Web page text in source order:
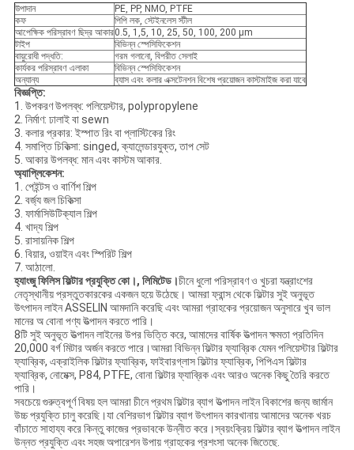
উপাদান
PE, PP, NMO, PTFE
কফ
পিপি লক, স্টেইনলেস স্টীল
আপেক্ষিক পরিস্রাবণ ছিদ্র আকার0.5, 1,5, 10, 25, 50, 100, 200 µm
টাইপ
বিভিন্ন স্পেসিফিকেশন
বায়ুরোধী পদ্ধতি:
গরম গলানো, বিপরীত সেলাই
কার্যকর পরিস্রাবণ এলাকা
বিভিন্ন স্পেসিফিকেশন
অন্যান্য
ব্যাস এবং কলার এক্সটেনশন বিশেষ প্রয়োজন কাস্টমাইজ করা যাবে
বিজ্ঞপ্তি:
1. উপকরণ উপলব্ধ: পলিয়েস্টার, polypropylene
2. নির্মাণ: ঢালাই বা sewn
3. কলার প্রকার: ইস্পাত রিং বা প্লাস্টিকের রিং
4. সমাপ্তি চিকিত্সা: singed, ক্যালেন্ডারযুক্ত, তাপ সেট
5. আকার উপলব্ধ: মান এবং কাস্টম আকার.
অ্যাপ্লিকেশন:
1. পেইন্টস ও বার্ণিশ শিল্প
2. বর্জ্য জল চিকিত্সা
3. ফার্মাসিউটিক্যাল শিল্প
4. খাদ্য শিল্প
5. রাসায়নিক শিল্প
6. বিয়ার, ওয়াইন এবং স্পিরিট শিল্প
7. আঠালো.
হ্যাংজু ফিলিস ফিল্টার প্রযুক্তি কো।, লিমিটেড।চীনে ধুলো পরিস্রাবণ ও খুচরা যন্ত্রাংশের
নেতৃস্থানীয় প্রস্তুতকারকের একজন হয়ে উঠেছে। আমরা ফ্রান্স থেকে ফিল্টার সুই অনুভূত
উৎপাদন লাইন ASSELIN আমদানি করেছি এবং আমরা গ্রাহকের প্রয়োজন অনুসারে খুব ভাল
মানের অ বোনা পণ্য উত্পাদন করতে পারি।
8টি সুই অনুভূত উত্পাদন লাইনের উপর ভিত্তি করে, আমাদের বার্ষিক উত্পাদন ক্ষমতা প্রতিদিন
20,000 বর্গ মিটার অর্জন করতে পারে।আমরা বিভিন্ন ফিল্টার ফ্যাব্রিক যেমন পলিয়েস্টার ফিল্টার
ফ্যাব্রিক, এক্রাইলিক ফিল্টার ফ্যাব্রিক, ফাইবারগ্লাস ফিল্টার ফ্যাব্রিক, পিপিএস ফিল্টার
ফ্যাব্রিক, নোমেক্স, P84, PTFE, বোনা ফিল্টার ফ্যাব্রিক এবং আরও অনেক কিছু তৈরি করতে
পারি।
সবচেয়ে গুরুত্বপূর্ণ বিষয় হল আমরা চীনে প্রথম ফিল্টার ব্যাগ উত্পাদন লাইন বিকাশের জন্য জার্মান
উচ্চ প্রযুক্তি চালু করেছি।যা বেশিরভাগ ফিল্টার ব্যাগ উৎপাদন কারখানায় আমাদের অনেক খরচ
বাঁচাতে সাহায্য করে কিন্তু কাজের প্রভাবকে উন্নীত করে।স্বয়ংক্রিয় ফিল্টার ব্যাগ উত্পাদন লাইন
উন্নত প্রযুক্তি এবং সহজ অপারেশন উপায় গ্রাহকের প্রশংসা অনেক জিতেছে.